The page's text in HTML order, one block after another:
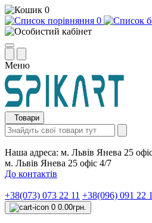
0
0
Меню
Товари
Наша адреса: м. Львів Янева 25
м. Львів Янева 25 офіс 4/7
До контактів
+38(073) 073 22 11 +38(096) 091 22
0 0.00грн.